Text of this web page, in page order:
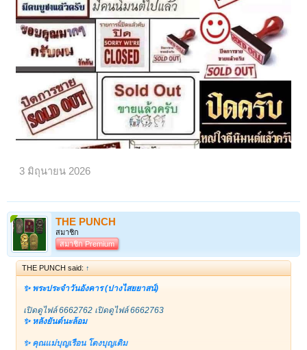
มวลสารส่วนผสม
1.ผงวิเศษเก่าของหลวงพ่อทาบ
2.สีผึ้งเขียวของหลวงพ่อทาบ
3.ผงปถมัง ผงอิทธิเจ ของอาจารย์ปถม อาจสาคร
4.ผงถ่านคัมภีร์ใบลานโบราณเก่าของหลวงพ่อทาบ
5.ผงวิเศษของหลวงพ่อบุญมี วัดโพธิสัมพันธ์ อ.ศรีราชา ชลบุรี
6.ผงดินมงคลของหลวงพ่อทาบ
7.ผงโยคีฮาเล็บ วัดสารนาถ อ.แกลง
ขึ้นผึ้ง
ปลุกเสกครั้งที่ 1 รายนามพระเกจิอาจารย์ที่นั่งปรกปลุกเสก ณ วัดกระบกขึ้น
ผึ้ง
1.หลวงปู่ทิม อิสริโก วัดละหารไร่ รับนิมนต์เป็นประธานพิธี
2.หลวงพ่อหอม วัดซากหมาก
3 มิถุนายน 2026
THE PUNCH
สมาชิก
สมาชิก Premium
THE PUNCH said: ↑
✨ พระประจำวันอังคาร (ปางไสยยาสน์)
เปิดดูไฟล์ 6662762 เปิดดูไฟล์ 6662763
✨ หลังยันต์นะล้อม
✨ คุณแม่บุญเรือน โตงบุญเติม